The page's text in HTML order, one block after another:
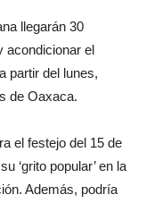
llegarán 30
acondicionar el
partir del lunes,
de Oaxaca.
el festejo del 15 de
‘grito popular’ en la
Además, podría